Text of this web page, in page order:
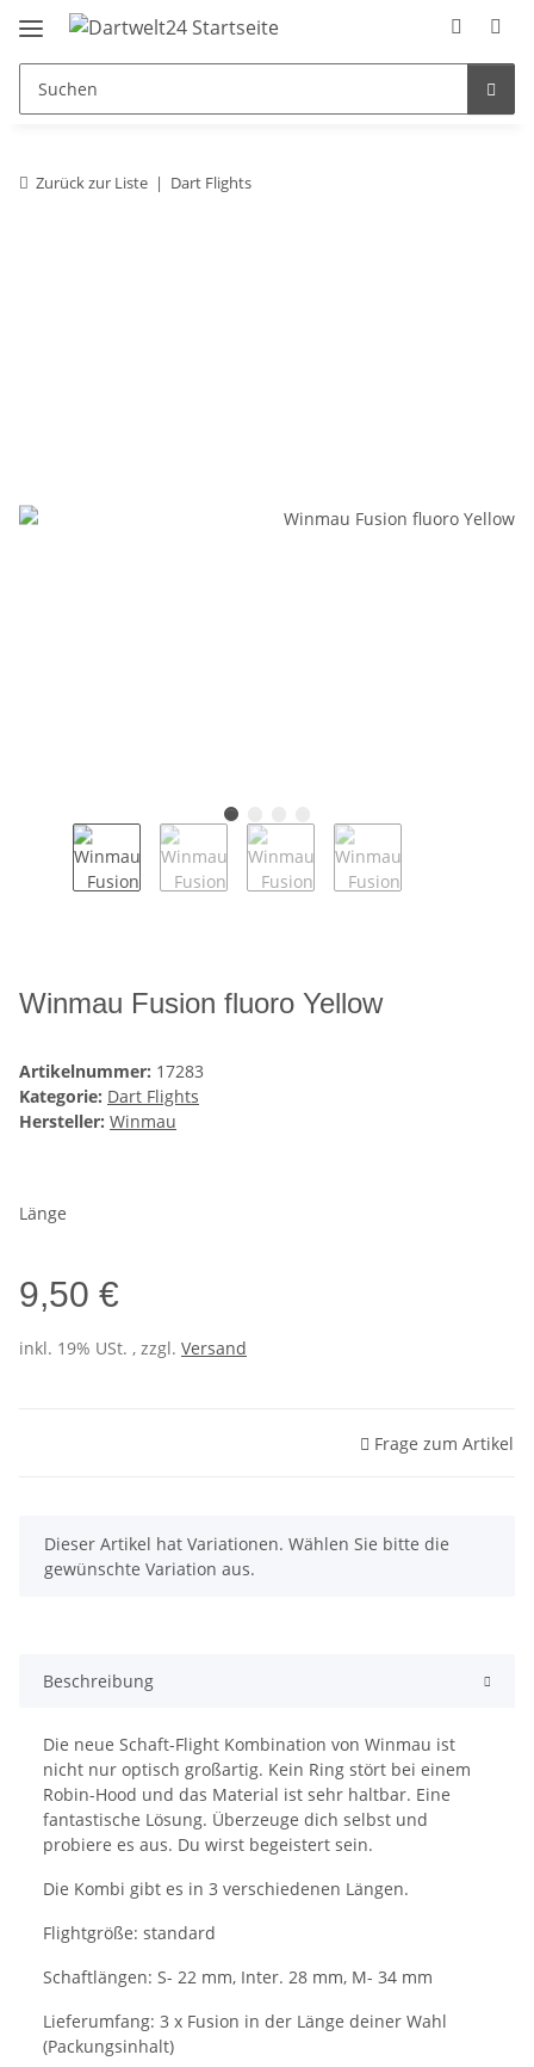
Zurück zur Liste Dart Flights
Winmau Fusion fluoro Yellow
Artikelnummer: 17283
Kategorie: Dart Flights
Hersteller: Winmau
Länge
9,50 €
inkl. 19% USt. , zzgl. Versand
Frage zum Artikel
x
Dieser Artikel hat Variationen. Wählen Sie bitte die
gewünschte Variation aus.
Beschreibung
Die neue Schaft-Flight Kombination von Winmau ist
nicht nur optisch großartig. Kein Ring stört bei einem
Robin-Hood und das Material ist sehr haltbar. Eine
fantastische Lösung. Überzeuge dich selbst und
probiere es aus. Du wirst begeistert sein.
Die Kombi gibt es in 3 verschiedenen Längen.
Flightgröße: standard
Schaftlängen: S- 22 mm, Inter. 28 mm, M- 34 mm
Lieferumfang: 3 x Fusion in der Länge deiner Wahl
(Packungsinhalt)